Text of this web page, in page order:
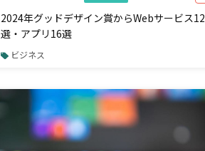
2024年グッドデザイン賞からWebサービス12
選・アプリ16選
ビジネス